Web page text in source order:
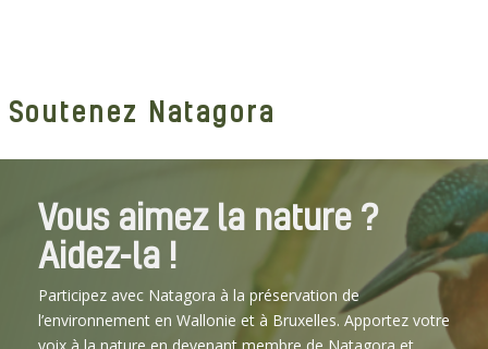
Soutenez Natagora
Vous aimez la nature ?
Aidez-la !
Participez avec Natagora à la préservation de
l’environnement en Wallonie et à Bruxelles. Apportez votre
voix à la nature en devenant membre de Natagora et